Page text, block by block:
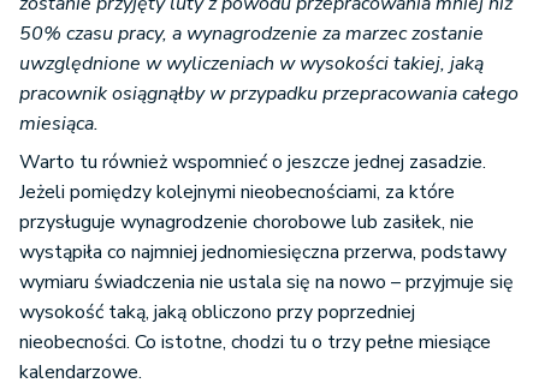
50% czasu pracy, a wynagrodzenie za marzec zostanie
uwzględnione w wyliczeniach w wysokości takiej, jaką
pracownik osiągnąłby w przypadku przepracowania całego
miesiąca.
Warto tu również wspomnieć o jeszcze jednej zasadzie.
Jeżeli pomiędzy kolejnymi nieobecnościami, za które
przysługuje wynagrodzenie chorobowe lub zasiłek, nie
wystąpiła co najmniej jednomiesięczna przerwa, podstawy
wymiaru świadczenia nie ustala się na nowo – przyjmuje się
wysokość taką, jaką obliczono przy poprzedniej
nieobecności. Co istotne, chodzi tu o trzy pełne miesiące
kalendarzowe.